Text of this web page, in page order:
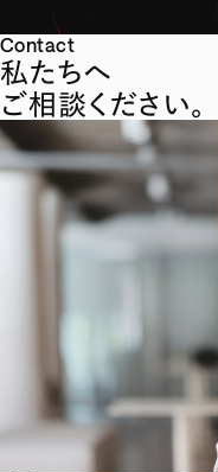
Contact
私たちへ
ご相談ください。